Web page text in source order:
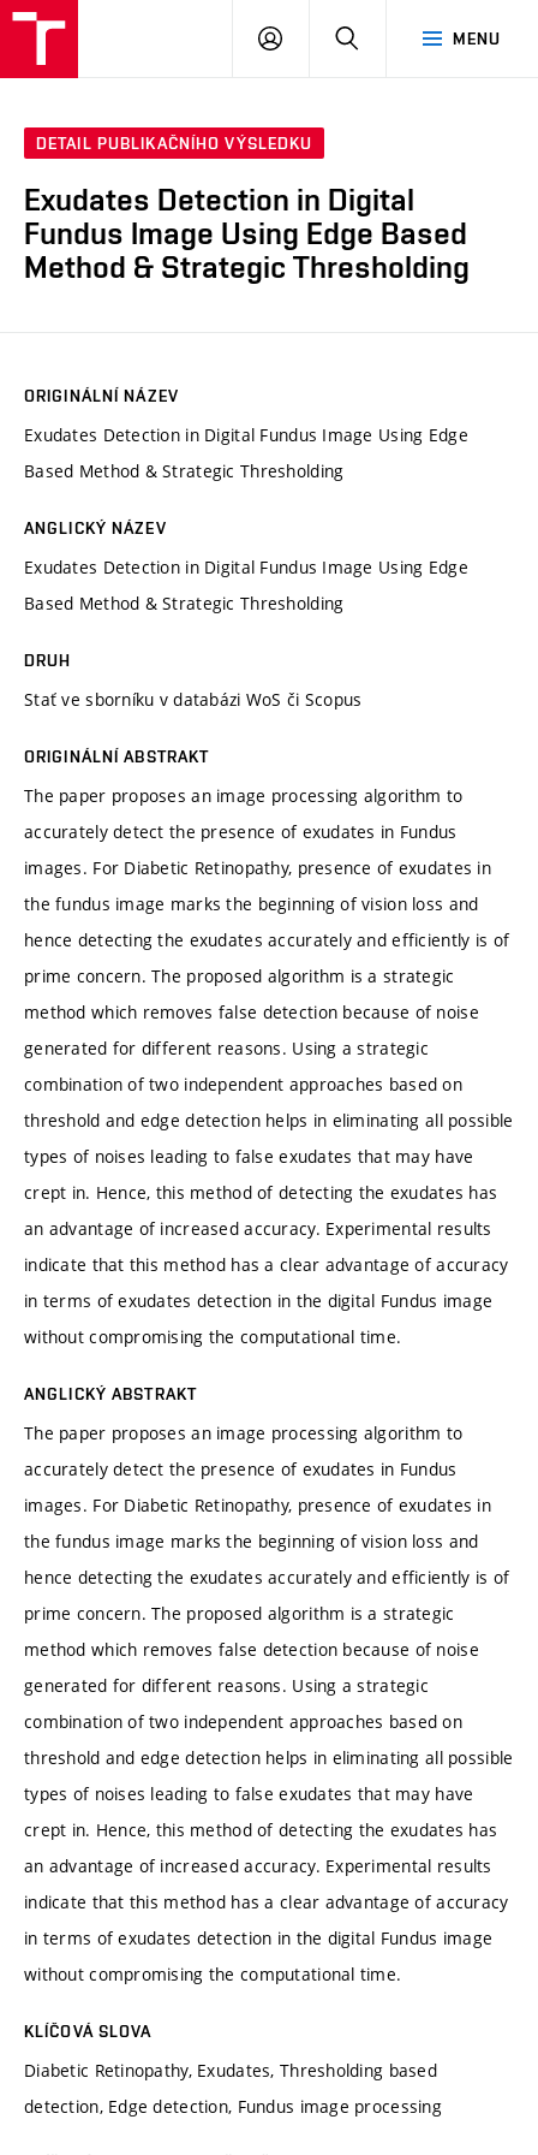
MENU
PŘIHLÁSIT
DETAIL PUBLIKAČNÍHO VÝSLEDKU
Exudates Detection in Digital
Fundus Image Using Edge Based
Method & Strategic Thresholding
ORIGINÁLNÍ NÁZEV
Exudates Detection in Digital Fundus Image Using Edge
Based Method & Strategic Thresholding
ANGLICKÝ NÁZEV
Exudates Detection in Digital Fundus Image Using Edge
Based Method & Strategic Thresholding
DRUH
Stať ve sborníku v databázi WoS či Scopus
ORIGINÁLNÍ ABSTRAKT
The paper proposes an image processing algorithm to
accurately detect the presence of exudates in Fundus
images. For Diabetic Retinopathy, presence of exudates in
the fundus image marks the beginning of vision loss and
hence detecting the exudates accurately and efficiently is of
prime concern. The proposed algorithm is a strategic
method which removes false detection because of noise
generated for different reasons. Using a strategic
combination of two independent approaches based on
threshold and edge detection helps in eliminating all possible
types of noises leading to false exudates that may have
crept in. Hence, this method of detecting the exudates has
an advantage of increased accuracy. Experimental results
indicate that this method has a clear advantage of accuracy
in terms of exudates detection in the digital Fundus image
without compromising the computational time.
ANGLICKÝ ABSTRAKT
The paper proposes an image processing algorithm to
accurately detect the presence of exudates in Fundus
images. For Diabetic Retinopathy, presence of exudates in
the fundus image marks the beginning of vision loss and
hence detecting the exudates accurately and efficiently is of
prime concern. The proposed algorithm is a strategic
method which removes false detection because of noise
generated for different reasons. Using a strategic
combination of two independent approaches based on
threshold and edge detection helps in eliminating all possible
types of noises leading to false exudates that may have
crept in. Hence, this method of detecting the exudates has
an advantage of increased accuracy. Experimental results
indicate that this method has a clear advantage of accuracy
in terms of exudates detection in the digital Fundus image
without compromising the computational time.
KLÍČOVÁ SLOVA
Diabetic Retinopathy, Exudates, Thresholding based
detection, Edge detection, Fundus image processing